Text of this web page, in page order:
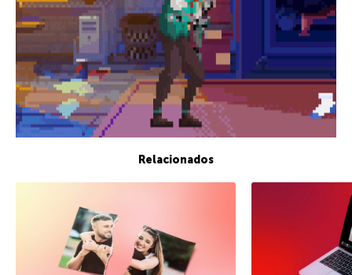
Relacionados